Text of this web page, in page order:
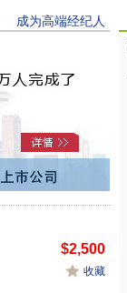
成为高端经纪人
$2,500
收藏